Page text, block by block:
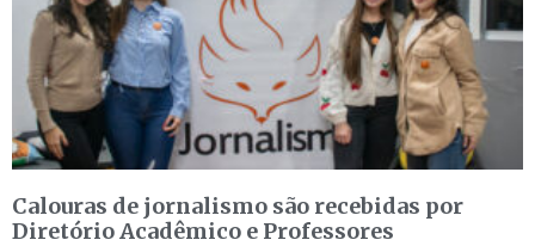
Calouras de jornalismo são recebidas por
Diretório Acadêmico e Professores